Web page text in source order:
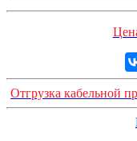
Отгрузка кабельной